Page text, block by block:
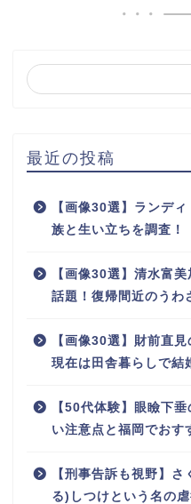
最近の投稿
【画像30選】ランデ
族と生い立ちを調査！
【画像30選】清水富
話題！復帰間近のうわ
【画像30選】財前直
現在は田舎暮らしで結
【50代体験】眼瞼下
い注意点と福岡でおす
【刑事告訴も視野】
る)しつけという名の